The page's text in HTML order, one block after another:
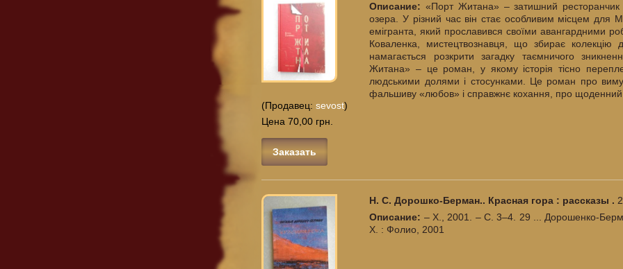
(Продавец:sevost)
Цена 70,00 грн.
Заказать
Описание:«Порт Житана» – затишний ресторанчик
озера. У різний час він стає особливим місцем для
емігранта, який прославився своїми авангардними
Коваленка, мистецтвознавця, що збирає колекцію
намагається розкрити загадку таємничого
Житана» – це роман, у якому історія тісно
людськими долями і стосунками. Це роман про
фальшиву «любов» і справжнє кохання, про
Н. С. Дорошко-Берман.. Красная гора : рассказы .
Описание: – Х., 2001. – С. 3–4. 29 ... Дорошенко-
Х. : Фолио, 2001